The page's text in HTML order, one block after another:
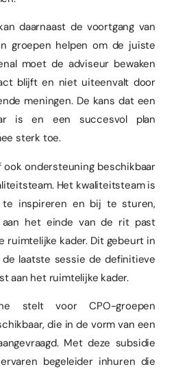
daarnaast de voortgang van
groepen helpen om de juiste
moet de adviseur bewaken
blijft en niet uiteenvalt door
meningen. De kans dat een
is en een succesvol plan
sterk toe.
ook ondersteuning beschikbaar
Het kwaliteitsteam is
inspireren en bij te sturen,
aan het einde van de rit past
ruimtelijke kader. Dit gebeurt in
laatste sessie de definitieve
aan het ruimtelijke kader.
stelt voor CPO-groepen
die in de vorm van een
Met deze subsidie
begeleider inhuren die